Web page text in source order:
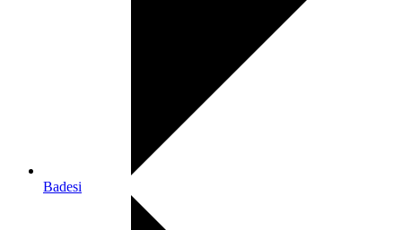
Badesi